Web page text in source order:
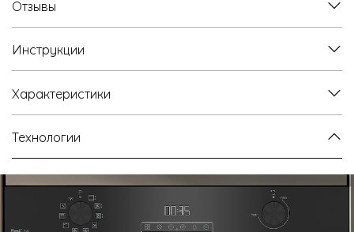
Отзывы
Инструкции
Характеристики
Технологии